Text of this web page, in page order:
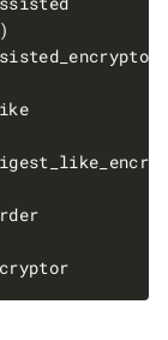
            name: merchant_name_like